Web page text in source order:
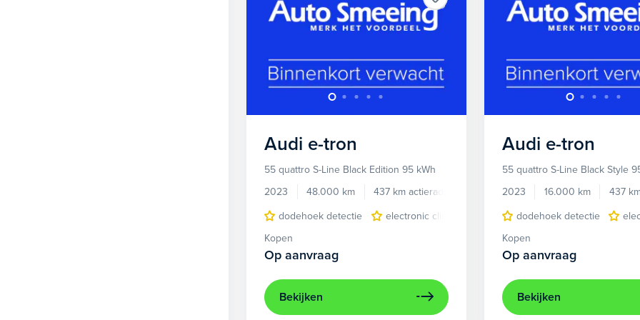
Audi e-tron
55 quattro S-Line Black Edition 95 kWh
2023
48.000 km 437 km actieradius
Elektrisch
dodehoek detectie
electronic climate controle elektrisch glazen
Kopen
Op aanvraag
Bekijken
Audi e-tron
55 quattro S-Line Black Style
2023
16.000 km 437
dodehoek detectie
Kopen
Op aanvraag
Bekijken